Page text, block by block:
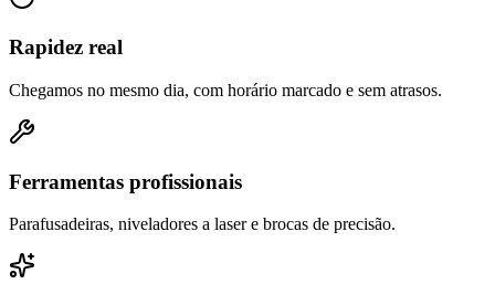
Rapidez real
Chegamos no mesmo dia, com horário marcado e sem atrasos.
Ferramentas profissionais
Parafusadeiras, niveladores a laser e brocas de precisão.